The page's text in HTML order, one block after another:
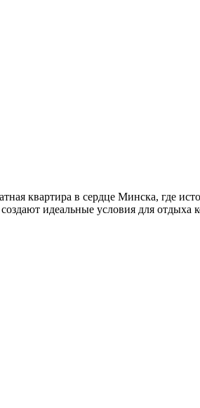
квартира в сердце Минска, где
идеальные условия для отдыха